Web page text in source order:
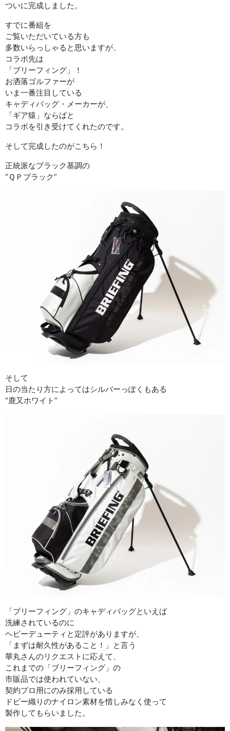
ついに完成しました。
すでに番組を
ご覧いただいている方も
多数いらっしゃると思いますが、
コラボ先は
「ブリーフィング」！
お洒落ゴルファーが
いま一番注目している
キャディバッグ・メーカーが、
「ギア猿」ならばと
コラボを引き受けてくれたのです。
そして完成したのがこちら！
正統派なブラック基調の
“ＱＰブラック”
そして
日の当たり方によってはシルバーっぽくもある
“鹿又ホワイト”
「ブリーフィング」のキャディバッグといえば
洗練されているのに
ヘビーデューティと定評がありますが、
「まずは耐久性があること！」と言う
華丸さんのリクエストに応えて、
これまでの「ブリーフィング」の
市販品では使われていない、
契約プロ用にのみ採用している
ドビー織りのナイロン素材を惜しみなく使って
製作してもらいました。